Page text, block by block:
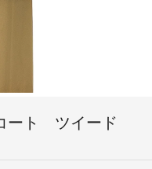
ート ツイード